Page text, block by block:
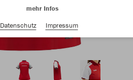
mehr Infos
Datenschutz
Impressum